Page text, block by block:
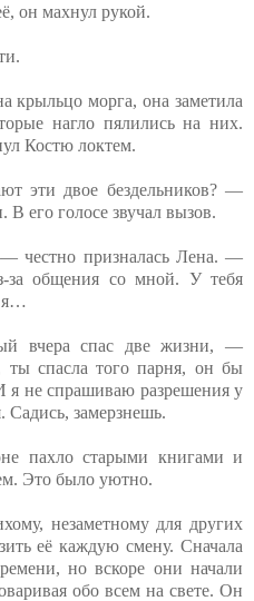
он махнул рукой.
крыльцо морга, она заметила
нагло пялились на них.
Костю локтем.
эти двое бездельников? —
его голосе звучал вызов.
честно призналась Лена. —
общения со мной. У тебя
я…
вчера спас две жизни, —
спасла того парня, он бы
я не спрашиваю разрешения у
Садись, замерзнешь.
пахло старыми книгами и
Это было уютно.
незаметному для других
её каждую смену. Сначала
но вскоре они начали
обо всем на свете. Он